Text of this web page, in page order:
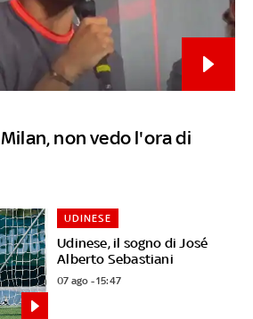
non vedo l'ora di
Udinese, il sogno di José
Alberto Sebastiani
UDINESE
07 ago - 15:47